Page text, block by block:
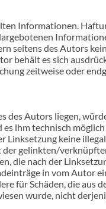
Informationen.
seitens des Autors
behält es sich
zeitweise oder
des Autors liegen,
ihm technisch
keine
der gelinkten/
die nach der
in vom Autor
für Schäden, die aus
wurde, nicht